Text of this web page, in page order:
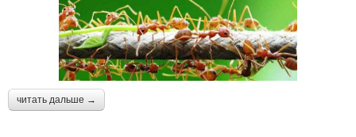
читать дальше →